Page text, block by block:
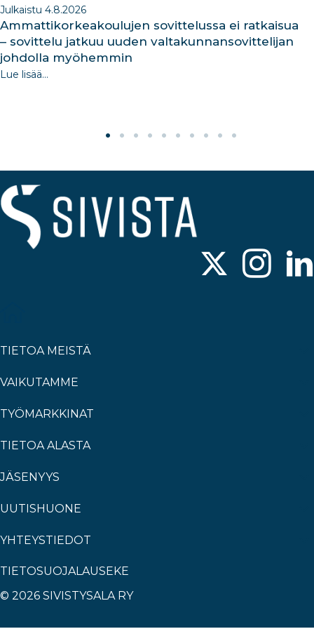
Julkaistu 4.8.2026
Ammattikorkeakoulujen sovittelussa ei ratkaisua
– sovittelu jatkuu uuden valtakunnansovittelijan
johdolla myöhemmin
Lue lisää...
TIETOA MEISTÄ
VAIKUTAMME
TYÖMARKKINAT
TIETOA ALASTA
JÄSENYYS
UUTISHUONE
YHTEYSTIEDOT
TIETOSUOJALAUSEKE
© 2026 SIVISTYSALA RY